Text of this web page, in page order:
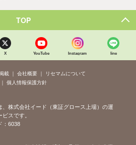
TOP
X YouTube Instagram line
載 会社概要
リセマムについて
個人情報保護方針
、株式会社イード（東証グロース上場）の運
スです。
：6038